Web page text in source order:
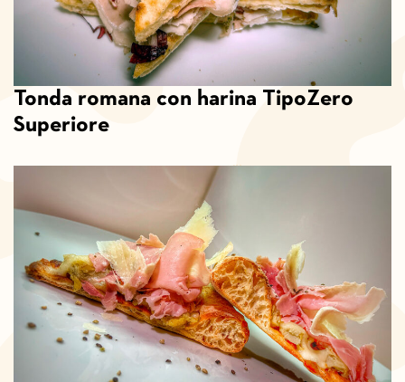
Tonda romana con harina TipoZero
Superiore